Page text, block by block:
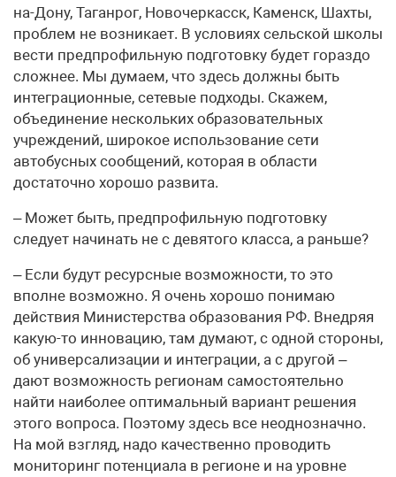
на-Дону, Таганрог, Новочеркасск, Каменск, Шахты,
проблем не возникает. В условиях сельской школы
вести предпрофильную подготовку будет гораздо
сложнее. Мы думаем, что здесь должны быть
интеграционные, сетевые подходы. Скажем,
объединение нескольких образовательных
учреждений, широкое использование сети
автобусных сообщений, которая в области
достаточно хорошо развита.
– Может быть, предпрофильную подготовку
следует начинать не с девятого класса, а раньше?
– Если будут ресурсные возможности, то это
вполне возможно. Я очень хорошо понимаю
действия Министерства образования РФ. Внедряя
какую-то инновацию, там думают, с одной стороны,
об универсализации и интеграции, а с другой –
дают возможность регионам самостоятельно
найти наиболее оптимальный вариант решения
этого вопроса. Поэтому здесь все неоднозначно.
На мой взгляд, надо качественно проводить
мониторинг потенциала в регионе и на уровне